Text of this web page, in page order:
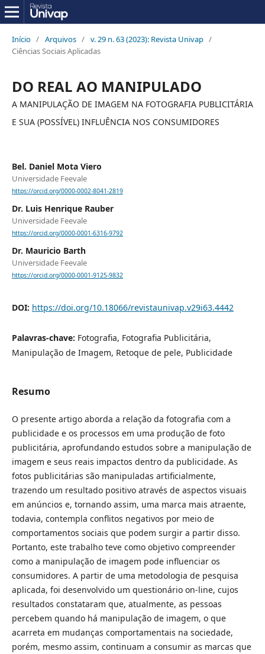
Início / Arquivos / v. 29 n. 63 (2023): Revista Univap /
Ciências Sociais Aplicadas
DO REAL AO MANIPULADO
A MANIPULAÇÃO DE IMAGEM NA FOTOGRAFIA PUBLICITÁRIA
E SUA (POSSÍVEL) INFLUÊNCIA NOS CONSUMIDORES
Bel. Daniel Mota Viero
Universidade Feevale
https://orcid.org/0000-0002-8041-2819
Dr. Luis Henrique Rauber
Universidade Feevale
https://orcid.org/0000-0001-6316-9792
Dr. Mauricio Barth
Universidade Feevale
https://orcid.org/0000-0001-9125-9832
DOI: https://doi.org/10.18066/revistaunivap.v29i63.4442
Palavras-chave: Fotografia, Fotografia Publicitária,
Manipulação de Imagem, Retoque de pele, Publicidade
Resumo
O presente artigo aborda a relação da fotografia com a
publicidade e os processos em uma produção de foto
publicitária, aprofundando estudos sobre a manipulação de
imagem e seus reais impactos dentro da publicidade. As
fotos publicitárias são manipuladas artificialmente,
trazendo um resultado positivo através de aspectos visuais
em anúncios e, tornando assim, uma marca mais atraente,
todavia, contempla conflitos negativos por meio de
comportamentos sociais que podem surgir a partir disso.
Portanto, este trabalho teve como objetivo compreender
como a manipulação de imagem pode influenciar os
consumidores. A partir de uma metodologia de pesquisa
aplicada, foi desenvolvido um questionário on-line, cujos
resultados constataram que, atualmente, as pessoas
percebem quando há manipulação de imagem, o que
acarreta em mudanças comportamentais na sociedade,
porém, mesmo assim, continuam a consumir as marcas que